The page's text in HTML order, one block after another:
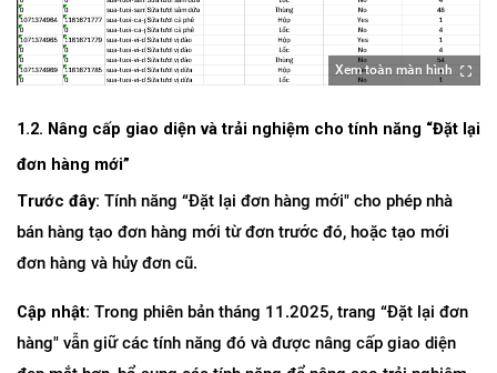
Xem toàn màn hình
1.2. Nâng cấp giao diện và trải nghiệm cho tính năng “Đặt lại
đơn hàng mới”
Trước đây: Tính năng “Đặt lại đơn hàng mới" cho phép nhà
bán hàng tạo đơn hàng mới từ đơn trước đó, hoặc tạo mới
đơn hàng và hủy đơn cũ.
Cập nhật: Trong phiên bản tháng 11.2025, trang “Đặt lại đơn
hàng" vẫn giữ các tính năng đó và được nâng cấp giao diện